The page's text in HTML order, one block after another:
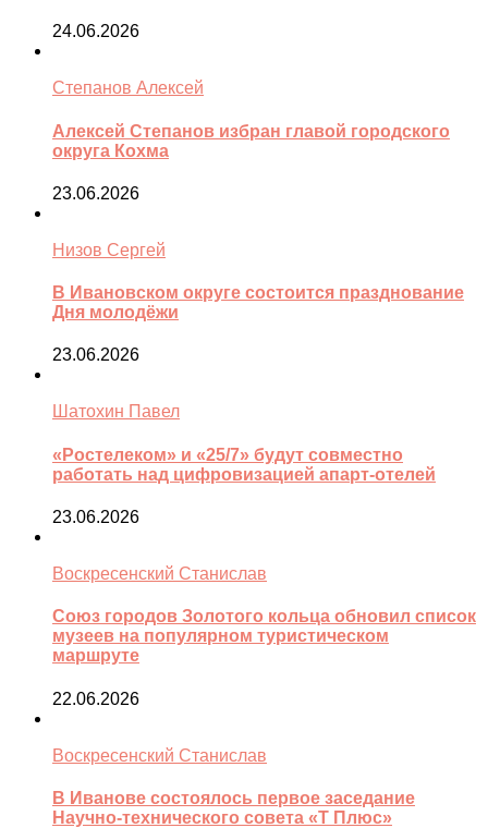
24.06.2026
Степанов Алексей
Алексей Степанов избран главой городского
округа Кохма
23.06.2026
Низов Сергей
В Ивановском округе состоится празднование
Дня молодёжи
23.06.2026
Шатохин Павел
«Ростелеком» и «25/7» будут совместно
работать над цифровизацией апарт-отелей
23.06.2026
Воскресенский Станислав
Союз городов Золотого кольца обновил список
музеев на популярном туристическом
маршруте
22.06.2026
Воскресенский Станислав
В Иванове состоялось первое заседание
Научно-технического совета «Т Плюс»